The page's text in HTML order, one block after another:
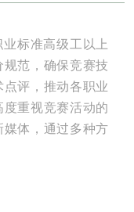
标准高级工以上
范，确保竞赛技
评，推动各职业
重视竞赛活动的
体，通过多种方